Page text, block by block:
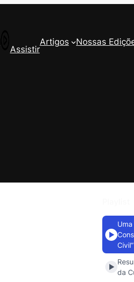
Assistir
Artigos Nossas